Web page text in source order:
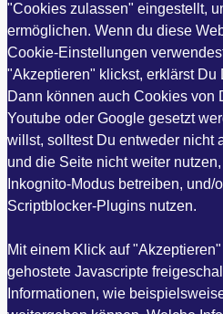
"Cookies zulassen" eingestellt,
ermöglichen. Wenn du diese
Cookie-Einstellungen
"Akzeptieren" klickst, erklärst Du
Dann können auch Cookies von
Youtube oder Google gesetzt
willst, solltest Du entweder nicht
und die Seite nicht weiter
Inkognito-Modus betreiben, und/
Scriptblocker-Plugins nutzen.
Mit einem Klick auf
gehostete Javascripte
Informationen, wie